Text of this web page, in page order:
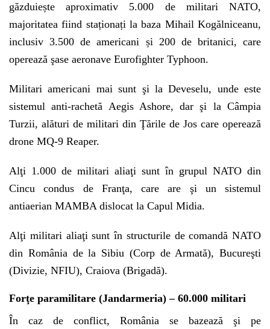
găzduiește aproximativ 5.000 de militari NATO,
majoritatea fiind staționați la baza Mihail Kogălniceanu,
inclusiv 3.500 de americani și 200 de britanici, care
operează şase aeronave Eurofighter Typhoon.
Militari americani mai sunt şi la Deveselu, unde este
sistemul anti-rachetă Aegis Ashore, dar şi la Câmpia
Turzii, alături de militari din Ţările de Jos care operează
drone MQ-9 Reaper.
Alţi 1.000 de militari aliaţi sunt în grupul NATO din
Cincu condus de Franţa, care are şi un sistemul
antiaerian MAMBA dislocat la Capul Midia.
Alţi militari aliaţi sunt în structurile de comandă NATO
din România de la Sibiu (Corp de Armată), Bucureşti
(Divizie, NFIU), Craiova (Brigadă).
Forţe paramilitare (Jandarmeria) – 60.000 militari
În caz de conflict, România se bazează şi pe